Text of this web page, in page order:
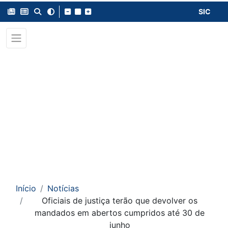
SIC
Início
Notícias
Oficiais de justiça terão que devolver os
mandados em abertos cumpridos até 30 de
junho